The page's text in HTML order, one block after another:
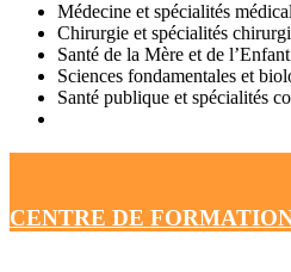
Médecine et spécialités
Chirurgie et spécialités
Santé de la Mère et de l’Enfant
Sciences fondamentales et
Santé publique et spécialités
CENTRE DE